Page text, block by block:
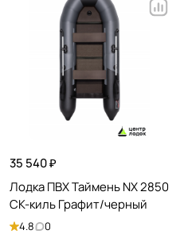
35 540 ₽
Лодка ПВХ Таймень NX 2850
СК-киль Графит/черный
4.8 0